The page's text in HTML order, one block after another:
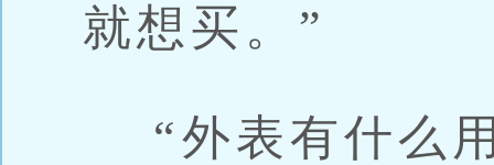
就想买。”
“外表有什么